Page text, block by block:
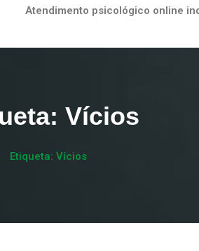
Atendimento psicológico online
Vícios
Etiqueta: Vícios